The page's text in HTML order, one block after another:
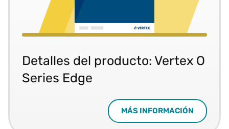
Detalles del producto: Vertex O
Series Edge
MÁS INFORMACIÓN